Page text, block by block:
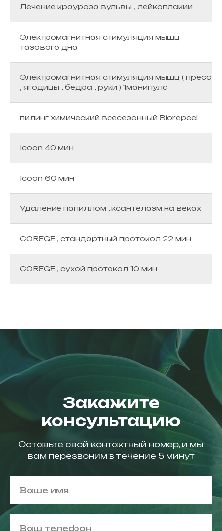
Лечение крауроза вульвы , лейкоплакии
Электромагнитная стимуляция мышц
тазового дна
Электромагнитная стимуляция мышц ( пресс
, ягодицы , бедра , руки ) 1манипула
пилинг химический всесезонный Biorepeel
Icoon 40 мин
Icoon 60 мин
Удаление папиллом , ксантелазм на веках
COREGE , стандартный протокол 22 мин
COREGE , сухой протокол 10 мин
Закажите
консультацию
Оставьте свой контактный номер, и мы
вам перезвоним в течение 5 минут